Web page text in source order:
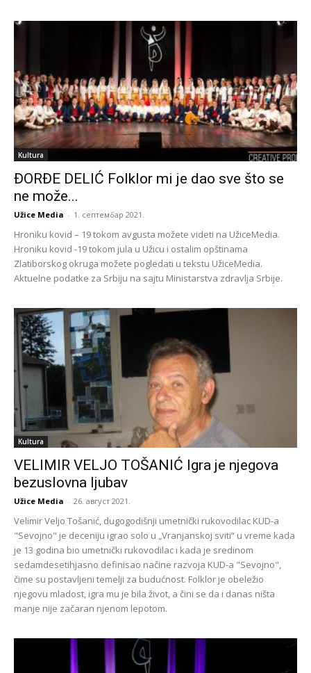
Kultura
ĐORĐE DELIĆ Folklor mi je dao sve što se
ne može...
Užice Media - 1. септембар 2021.
Hroniku kovid – 19 tokom avgusta možete videti na UžiceMedia.
Hroniku kovid -19 tokom jula u Užicu i ostalim opštinama
Zlatiborskog okruga možete pogledati u tekstu UžiceMedia.
Aktuelne podatke za Srbiju na sajtu Ministarstva zdravlja Srbije.
Kultura
VELIMIR VELJO TOŠANIĆ Igra je njegova
bezuslovna ljubav
Užice Media - 26. август 2021.
Velimir Veljo Tošanić, dugogodišnji umetnički rukovodilac KUD-a
"Sevojno" je deceniju igrao solo u „Vranjanskoj sviti“ u vreme kada
je 13 godina bio umetnički rukovodilac i kada je sredinom
sedamdesetihjasno definisao načine razvoja KUD-a "Sevojno",
čime su postavljeni temelji za budućnost. Folklor je obeležio
njegovu mladost, igra mu je bila život, a čini se da i danas ništa
manje nije začaran njenom lepotom.